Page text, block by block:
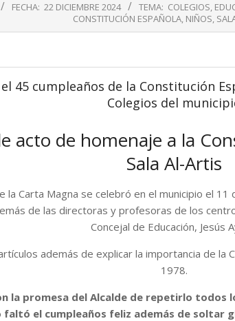
FECHA: 22 DICIEMBRE 2024 TEMA: COLEGIOS,
CONSTITUCIÓN ESPAÑOLA, NIÑOS,
45 cumpleaños de la Constitución
Colegios del
acto de homenaje a la
Sala Al-Artis
la Carta Magna se celebró en el municipio el
de las directoras y profesoras de los
Concejal de Educación, Jesús
además de explicar la importancia de la
1978.
la promesa del Alcalde de repetirlo todos
faltó el cumpleaños feliz además de soltar